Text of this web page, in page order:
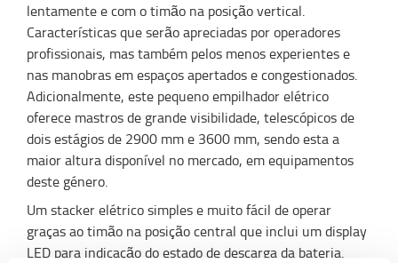
lentamente e com o timão na posição vertical.
Características que serão apreciadas por operadores
profissionais, mas também pelos menos experientes e
nas manobras em espaços apertados e congestionados.
Adicionalmente, este pequeno empilhador elétrico
oferece mastros de grande visibilidade, telescópicos de
dois estágios de 2900 mm e 3600 mm, sendo esta a
maior altura disponível no mercado, em equipamentos
deste género.
Um stacker elétrico simples e muito fácil de operar
graças ao timão na posição central que inclui um display
LED para indicação do estado de descarga da bateria.